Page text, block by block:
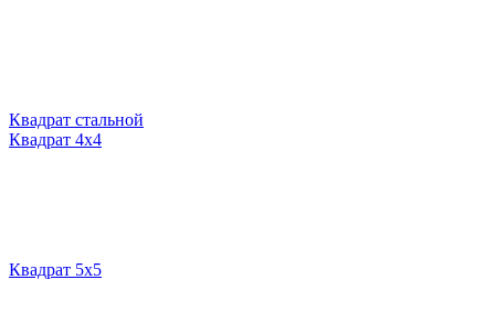
Квадрат стальной
Квадрат 4х4
Квадрат 5х5